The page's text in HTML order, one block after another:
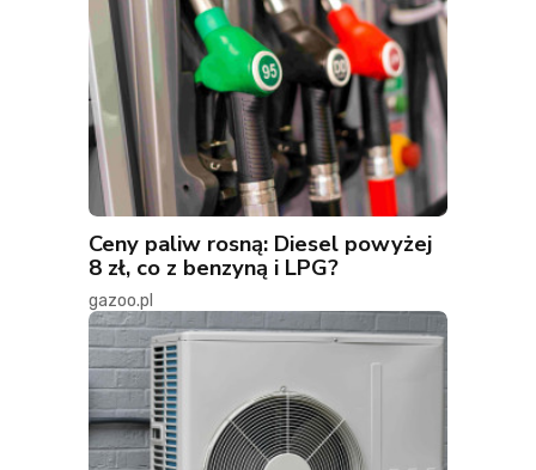
Ceny paliw rosną: Diesel powyżej
8 zł, co z benzyną i LPG?
gazoo.pl